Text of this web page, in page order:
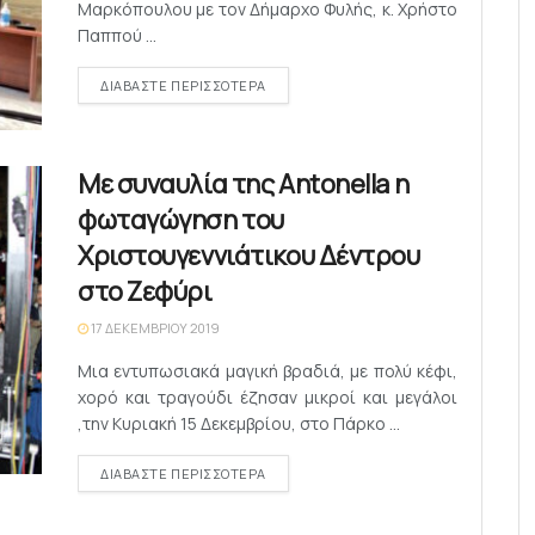
Μαρκόπουλου με τον Δήμαρχο Φυλής, κ. Χρήστο
Παππού ...
ΔΙΑΒΆΣΤΕ ΠΕΡΙΣΣΌΤΕΡΑ
Με συναυλία της Αntonella η
φωταγώγηση του
Χριστουγεννιάτικου Δέντρου
στο Ζεφύρι
17 ΔΕΚΕΜΒΡΊΟΥ 2019
Μια εντυπωσιακά μαγική βραδιά, με πολύ κέφι,
χορό και τραγούδι έζησαν μικροί και μεγάλοι
,την Κυριακή 15 Δεκεμβρίου, στο Πάρκο ...
ΔΙΑΒΆΣΤΕ ΠΕΡΙΣΣΌΤΕΡΑ